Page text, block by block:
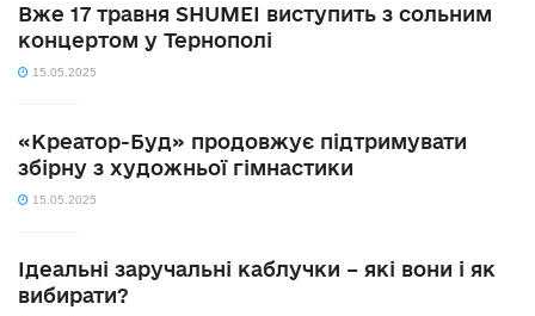
Вже 17 травня SHUMEI виступить з сольним
концертом у Тернополі
15.05.2025
«Креатор-Буд» продовжує підтримувати
збірну з художньої гімнастики
15.05.2025
Ідеальні заручальні каблучки – які вони і як
вибирати?